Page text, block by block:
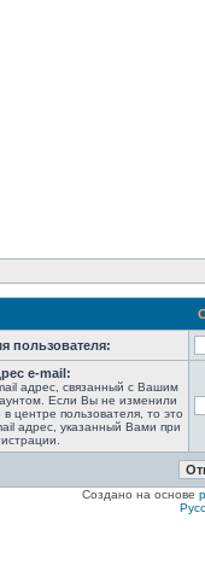
пользователя:
e-mail:
адрес, связанный с Вашим
Если Вы не изменили
в центре пользователя, то это
адрес, указанный Вами при
Создано на основе